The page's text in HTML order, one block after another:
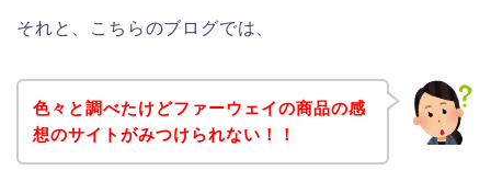
それと、こちらのブログでは、
色々と調べたけどファーウェイの商品の感
想のサイトがみつけられない！！